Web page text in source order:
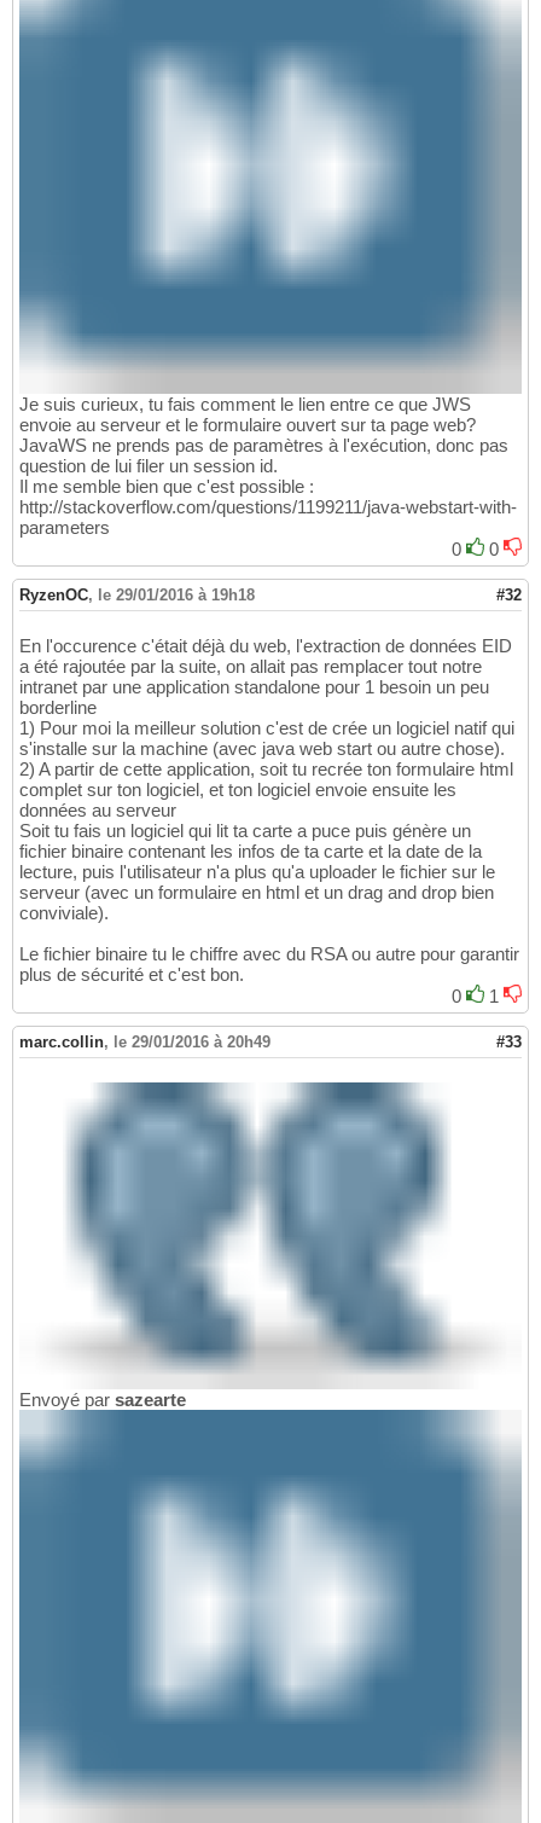
Je suis curieux, tu fais comment le lien entre ce que JWS
envoie au serveur et le formulaire ouvert sur ta page web?
JavaWS ne prends pas de paramètres à l'exécution, donc pas
question de lui filer un session id.
Il me semble bien que c'est possible :
http://stackoverflow.com/questions/1199211/java-webstart-with-
parameters
0
0
RyzenOC, le 29/01/2016 à 19h18 #32
En l'occurence c'était déjà du web, l'extraction de données EID
a été rajoutée par la suite, on allait pas remplacer tout notre
intranet par une application standalone pour 1 besoin un peu
borderline
1) Pour moi la meilleur solution c'est de crée un logiciel natif qui
s'installe sur la machine (avec java web start ou autre chose).
2) A partir de cette application, soit tu recrée ton formulaire html
complet sur ton logiciel, et ton logiciel envoie ensuite les
données au serveur
Soit tu fais un logiciel qui lit ta carte a puce puis génère un
fichier binaire contenant les infos de ta carte et la date de la
lecture, puis l'utilisateur n'a plus qu'a uploader le fichier sur le
serveur (avec un formulaire en html et un drag and drop bien
conviviale).
Le fichier binaire tu le chiffre avec du RSA ou autre pour garantir
plus de sécurité et c'est bon.
0
1
marc.collin, le 29/01/2016 à 20h49 #33
Envoyé par sazearte